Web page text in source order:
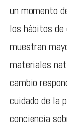
un momento
los hábitos de
muestran
materiales
cambio
cuidado de la
conciencia